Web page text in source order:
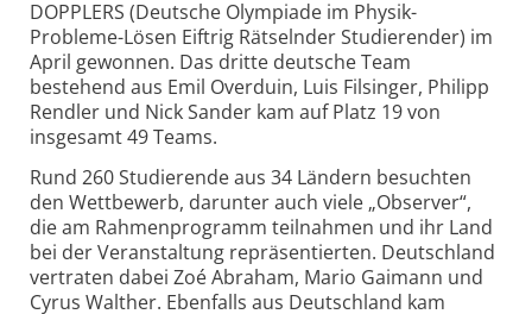
DOPPLERS (Deutsche Olympiade im Physik-
Probleme-Lösen Eiftrig Rätselnder Studierender) im
April gewonnen. Das dritte deutsche Team
bestehend aus Emil Overduin, Luis Filsinger, Philipp
Rendler und Nick Sander kam auf Platz 19 von
insgesamt 49 Teams.
Rund 260 Studierende aus 34 Ländern besuchten
den Wettbewerb, darunter auch viele „Observer“,
die am Rahmenprogramm teilnahmen und ihr Land
bei der Veranstaltung repräsentierten. Deutschland
vertraten dabei Zoé Abraham, Mario Gaimann und
Cyrus Walther. Ebenfalls aus Deutschland kam